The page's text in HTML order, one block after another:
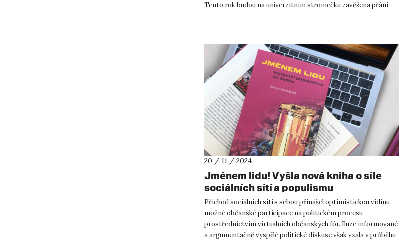
Tento rok budou na univerzitním stromečku zavěšena přání
20 / 11 / 2024
Jménem lidu! Vyšla nová kniha o síle
sociálních sítí a populismu
Příchod sociálních sítí s sebou přinášel optimistickou vidinu
možné občanské participace na politickém procesu
prostřednictvím virtuálních občanských fór. Iluze informované
a argumentačně vyspělé politické diskuse však vzala v průběhu